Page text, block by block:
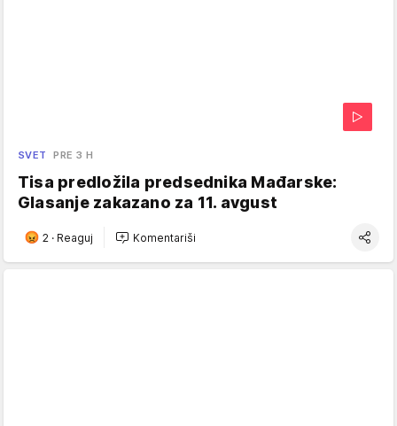
SVET PRE 3 H
Tisa predložila predsednika Mađarske:
Glasanje zakazano za 11. avgust
2 · Reaguj Komentariši